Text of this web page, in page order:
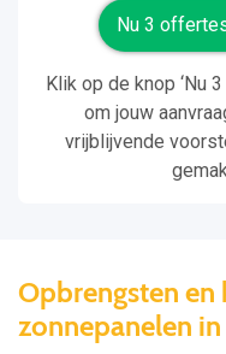
Nu 3
Klik op de knop ‘Nu
om jouw
vrijblijvende
Opbrengsten en
zonnepanelen